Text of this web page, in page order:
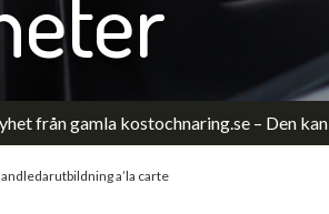
Sjukhus
Upphandling
Äldreomsorg
från gamla kostochnaring.se – Den
a’la carte